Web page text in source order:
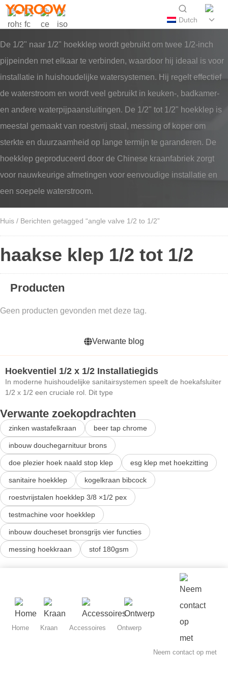
Dutch
De 1/2" naar 1/2" hoekklep wordt gebruikt om twee 1/2-inch
pijpeinden met elkaar te verbinden, waardoor hij ideaal is voor
installatie in huishoudelijke watersystemen. Hij regelt effectief
de waterstroom en wordt veel gebruikt in keuken-, badkamer-
en andere waterpijpaansluitingen. De 1/2" tot 1/2" hoekklep is
meestal gemaakt van roestvrij staal, messing of koper om
sterkte en duurzaamheid op lange termijn te garanderen. De
hoekklep geproduceerd door de Chinese kraanfabriek zorgt
voor nauwkeurige afmetingen voor eenvoudige installatie en
een soepele waterstroom.
Huis / Berichten getagged “angle valve 1/2 to 1/2”
haakse klep 1/2 tot 1/2
Producten
Geen producten gevonden met deze tag.
Verwante blog
Hoekventiel 1/2 x 1/2 Installatiegids
In moderne huishoudelijke sanitairsystemen speelt de hoekafsluiter
1/2 x 1/2 een cruciale rol. Dit type
Verwante zoekopdrachten
zinken wastafelkraan beer tap chrome
inbouw douchegarnituur brons
doe plezier hoek naald stop klep esg klep met hoekzitting
sanitaire hoekklep kogelkraan bibcock
roestvrijstalen hoekklep 3/8 ×1/2 pex
testmachine voor hoekklep
inbouw doucheset bronsgrijs vier functies
messing hoekkraan stof 180gsm
Home Kraan Accessoires Ontwerp
Neem contact op met